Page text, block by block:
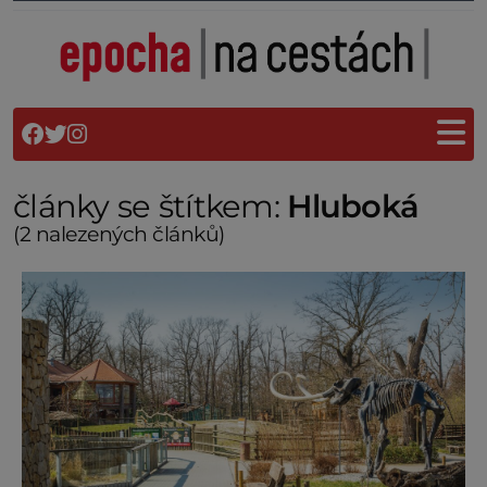
články se štítkem: Hluboká
(2 nalezených článků)